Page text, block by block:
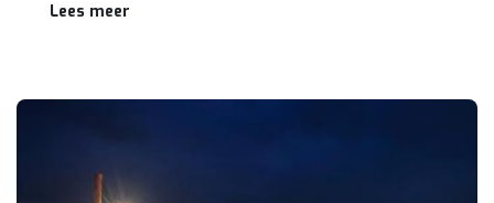
Lees meer